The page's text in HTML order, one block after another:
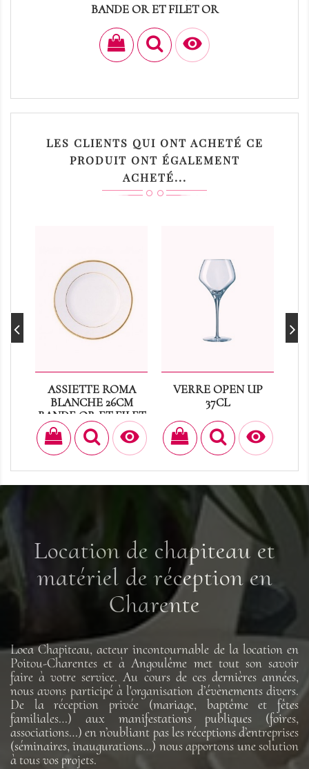
BANDE OR ET FILET OR
Prix
0,40 €

LES CLIENTS QUI ONT ACHETÉ CE
PRODUIT ONT ÉGALEMENT
ACHETÉ...
ASSIETTE ROMA
BLANCHE 26CM
BANDE OR ET FILET
OR
Prix
0,40 € 
VERRE OPEN UP
37CL
Prix
0,90 €

Location de chapiteau et
matériel de réception en
Charente
Loca Chapiteau, acteur incontournable de la location en
Poitou-Charentes et à Angoulême met tout son savoir
faire à votre service. Au cours de ces dernières années,
nous avons participé à l'organisation d’évènements divers.
De la réception privée (mariage, baptême et fêtes
familiales…) aux manifestations publiques (foires,
associations…) en n’oubliant pas les réceptions d’entreprises
(séminaires, inaugurations…) nous apportons une solution
à tous vos projets.